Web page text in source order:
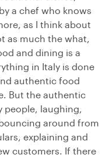
a chef who knows
as I think about
as much the what,
and dining is a
in Italy is done
authentic food
But the authentic
people, laughing,
around from
explaining and
customers. If there